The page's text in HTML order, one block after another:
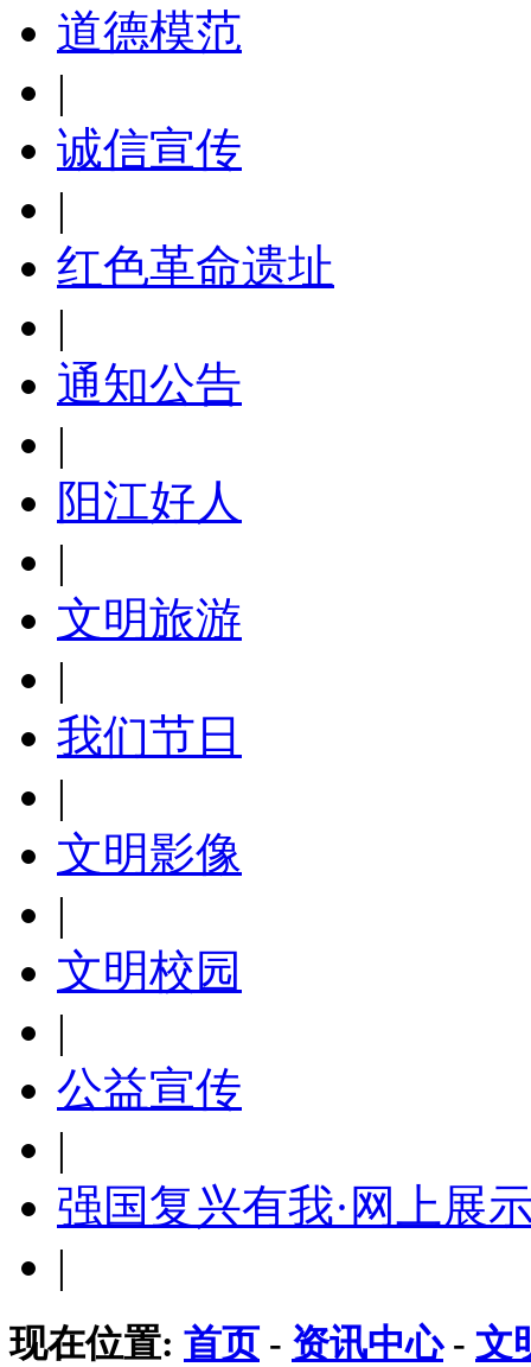
道德模范
|
诚信宣传
|
红色革命遗址
|
通知公告
|
阳江好人
|
文明旅游
|
我们节日
|
文明影像
|
文明校园
|
公益宣传
|
强国复兴有我·网上展
|
现在位置: 首页 - 资讯中心- 文